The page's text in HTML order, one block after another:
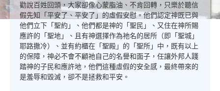
勸說百姓回頭，大家卻像心蒙脂油、不肯回轉，只樂於聽信
假先知「平安了、平安了」的虛假安慰。他們認定神既已與
他們立下「聖約」、他們都是神的「聖民」、又住在神所賜
應許的「聖地」、且有神選擇作為祂名的居所（即「聖城」
耶路撒冷）、並有約櫃在「聖殿」的「聖所」中，既有以上
的保障，神必不會不顧祂自己的名譽和面子，任讓外邦人踐
踏神的子民和應許地，他們這種虛假的安全感，最終帶來的
是羞辱和毀滅，卻不是拯救和平安。